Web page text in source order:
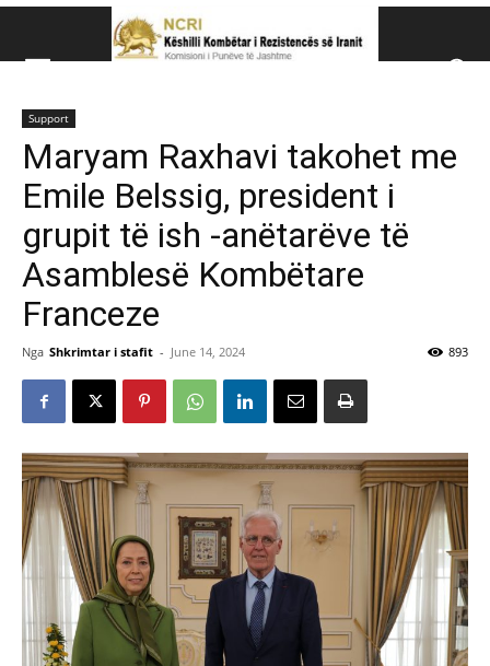
Support
Maryam Raxhavi takohet me
Emile Belssig, president i
grupit të ish -anëtarëve të
Asamblesë Kombëtare
Franceze
Nga Shkrimtar i stafit - June 14, 2024 893